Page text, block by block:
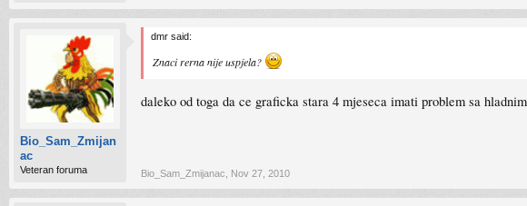
Bio_Sam_Zmijan
ac
Veteran foruma
dmr said:
Znaci rerna nije uspjela?
daleko od toga da ce graficka stara 4 mjeseca imati problem sa
Bio_Sam_Zmijanac Nov 27, 2010